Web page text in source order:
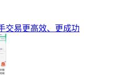
交易更高效、更成功